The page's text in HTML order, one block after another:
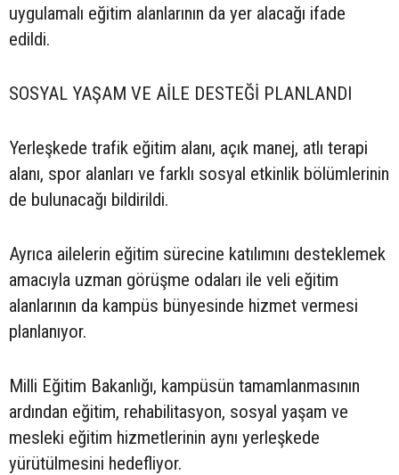
uygulamalı eğitim alanlarının da yer alacağı ifade
edildi.
SOSYAL YAŞAM VE AİLE DESTEĞİ PLANLANDI
Yerleşkede trafik eğitim alanı, açık manej, atlı terapi
alanı, spor alanları ve farklı sosyal etkinlik bölümlerinin
de bulunacağı bildirildi.
Ayrıca ailelerin eğitim sürecine katılımını desteklemek
amacıyla uzman görüşme odaları ile veli eğitim
alanlarının da kampüs bünyesinde hizmet vermesi
planlanıyor.
Milli Eğitim Bakanlığı, kampüsün tamamlanmasının
ardından eğitim, rehabilitasyon, sosyal yaşam ve
mesleki eğitim hizmetlerinin aynı yerleşkede
yürütülmesini hedefliyor.